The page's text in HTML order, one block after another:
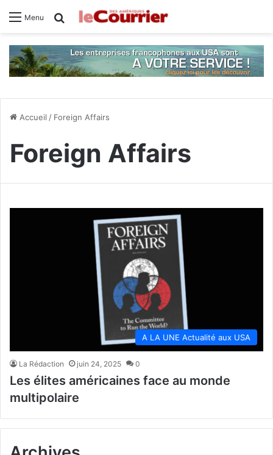
Menu Rechercher
Accueil / Foreign Affairs
Foreign Affairs
A LA UNE Actualité aux USA
La Rédaction juin 24, 2025 0
Les élites américaines face au monde
multipolaire